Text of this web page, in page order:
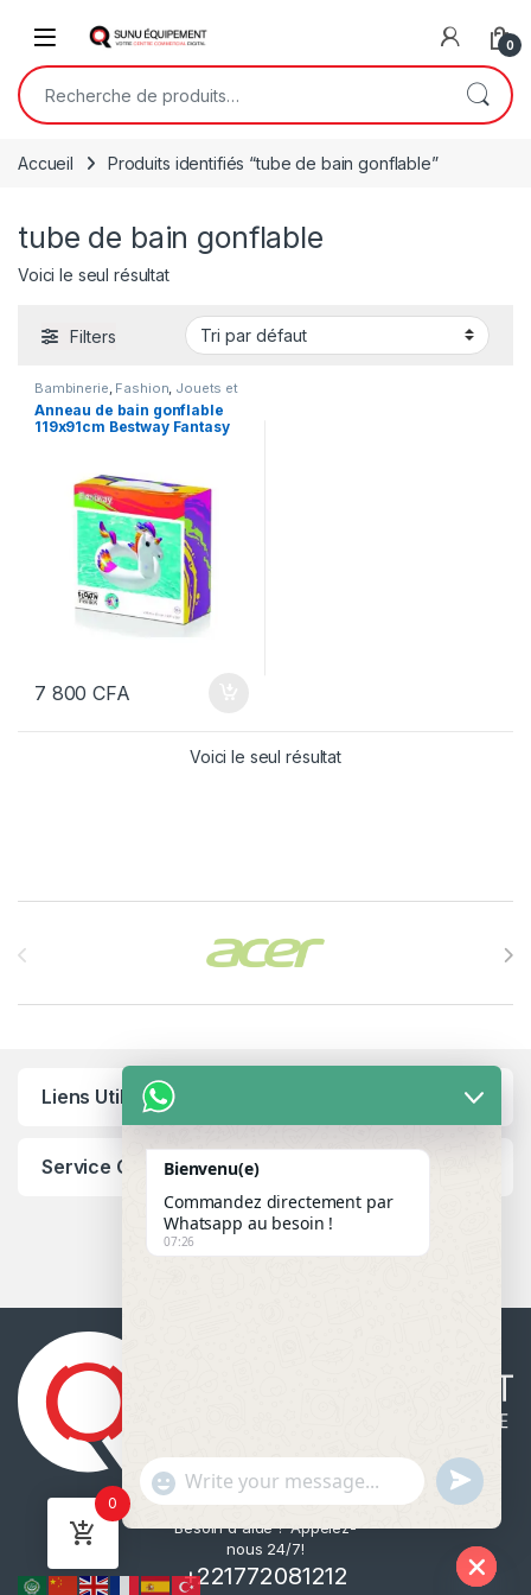
Open 0
Recherche pour :
Accueil Produits identifiés “tube de bain gonflable”
tube de bain gonflable
Voici le seul résultat
Filters
Bambinerie, Fashion, Jouets et
jeux d'enfant
Anneau de bain gonflable
119x91cm Bestway Fantasy
7 800CFA
Voici le seul résultat
Liens Utiles
Service Client
Besoin d'aide ? Appelez-
nous 24/7!
+221772081212
0
Bienvenu(e)
Commandez directement par
Whatsapp au besoin !
07:26
"
+
c
a
WhatsApp Message
u
n
d